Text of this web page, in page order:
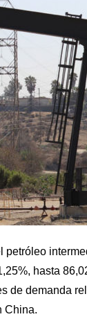
petróleo
hasta
de demanda
China.